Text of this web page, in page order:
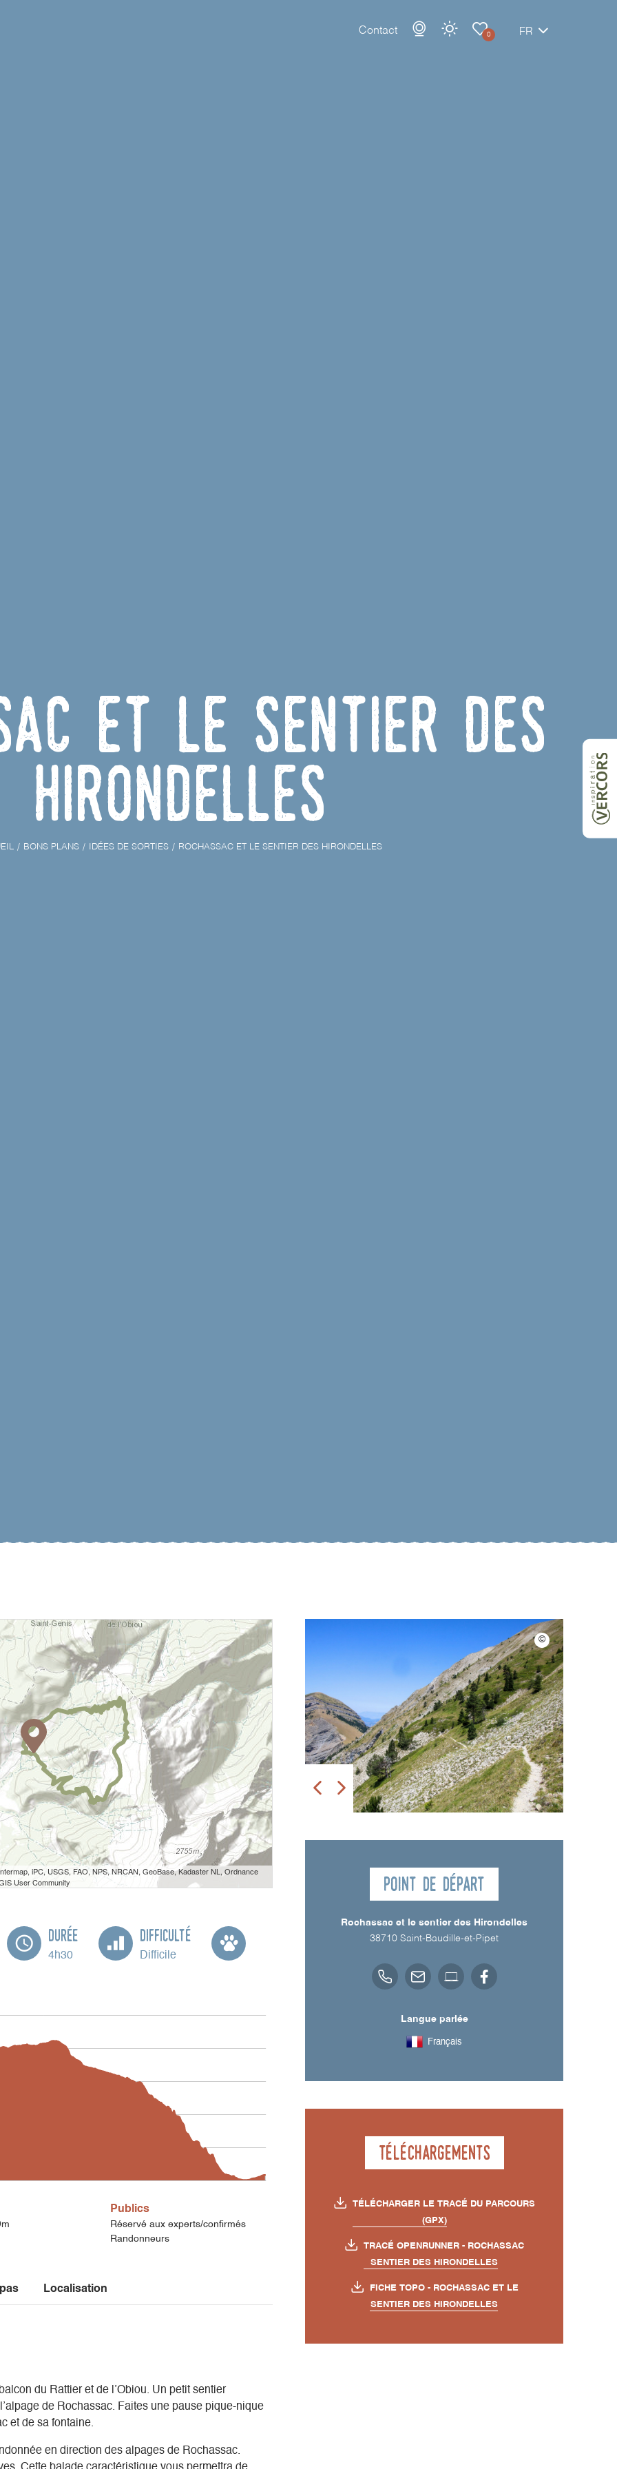
Contact 0 FR
et le sentier des
Hirondelles
BONS PLANS IDÉES DE SORTIES ROCHASSAC ET LE SENTIER DES HIRONDELLES
iPC, USGS, FAO, NPS, NRCAN, GeoBase, Kadaster NL, Ordnance
User Community
Durée
4h30
Difficulté
Difficile
Publics
Réservé aux experts/confirmés
Randonneurs
Localisation
du Rattier et de l’Obiou. Un petit sentier
de Rochassac. Faites une pause pique-nique
et de sa fontaine.
en direction des alpages de Rochassac.
Point de départ
Rochassac et le sentier des Hirondelles
38710 Saint-Baudille-et-Pipet
Langue parlée
Français
Téléchargements
TÉLÉCHARGER LE TRACÉ DU PARCOURS
(GPX)
TRACÉ OPENRUNNER - ROCHASSAC
SENTIER DES HIRONDELLES
FICHE TOPO - ROCHASSAC ET LE
SENTIER DES HIRONDELLES